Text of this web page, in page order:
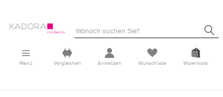
Menü Vergleichen Anmelden Wunschliste Warenkorb